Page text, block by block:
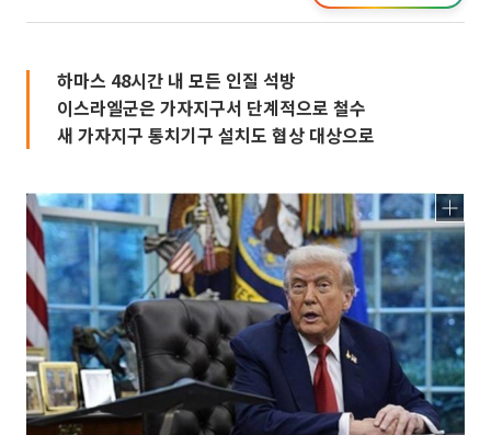
하마스 48시간 내 모든 인질 석방
이스라엘군은 가자지구서 단계적으로 철수
새 가자지구 통치기구 설치도 협상 대상으로